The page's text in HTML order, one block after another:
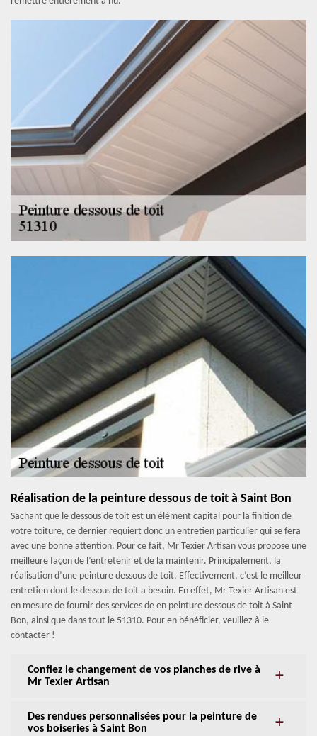
Réalisation de la peinture dessous de toit à Saint Bon
Sachant que le dessous de toit est un élément capital pour la finition de
votre toiture, ce dernier requiert donc un entretien particulier qui se fera
avec une bonne attention. Pour ce fait, Mr Texier Artisan vous propose une
meilleure façon de l’entretenir et de la maintenir. Principalement, la
réalisation d’une peinture dessous de toit. Effectivement, c’est le meilleur
entretien dont le dessous de toit a besoin. En effet, Mr Texier Artisan est
en mesure de fournir des services de en peinture dessous de toit à Saint
Bon, ainsi que dans tout le 51310. Pour en bénéficier, veuillez à le
contacter !
Confiez le changement de vos planches de rive à
Mr Texier Artisan
Des rendues personnalisées pour la peinture de
vos boiseries à Saint Bon